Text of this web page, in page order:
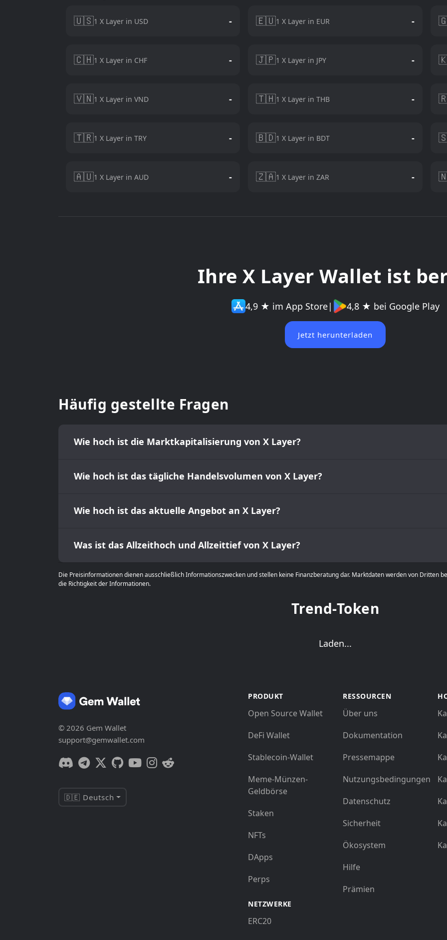
🇺🇸1 X Layer in USD - 🇪🇺1 X Layer in EUR -
🇨🇭1 X Layer in CHF - 🇯🇵1 X Layer in JPY -
🇻🇳1 X Layer in VND - 🇹🇭1 X Layer in THB -
🇹🇷1 X Layer in TRY - 🇧🇩1 X Layer in BDT -
🇦🇺1 X Layer in AUD - 🇿🇦1 X Layer in ZAR -
Ihre X Layer Wallet ist
4,9 ★ im App Store| 4,8 ★ bei Google Play
Jetzt herunterladen
Häufig gestellte Fragen
Wie hoch ist die Marktkapitalisierung von X Layer?
Wie hoch ist das tägliche Handelsvolumen von X Layer?
Wie hoch ist das aktuelle Angebot an X Layer?
Was ist das Allzeithoch und Allzeittief von X Layer?
Die Preisinformationen dienen ausschließlich Informationszwecken und stellen keine Finanzberatung dar. Marktdaten werden von Dritten
die Richtigkeit der Informationen.
Trend-Token
Laden...
© 2026 Gem Wallet
support@gemwallet.com
🇩🇪 Deutsch
PRODUKT
Open Source Wallet
DeFi Wallet
Stablecoin-Wallet
Meme-Münzen-
Geldbörse
Staken
NFTs
DApps
Perps
NETZWERKE
ERC20
RESSOURCEN
Über uns
Dokumentation
Pressemappe
Nutzungsbedingungen
Datenschutz
Sicherheit
Ökosystem
Hilfe
Prämien